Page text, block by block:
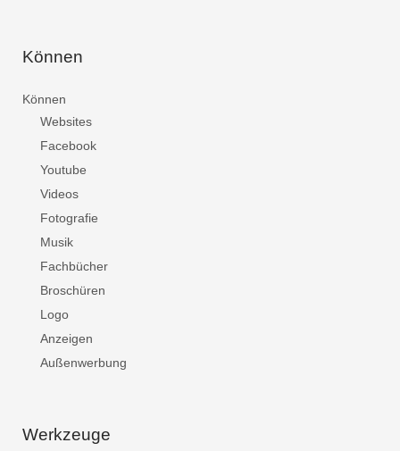
Können
Können
Websites
Facebook
Youtube
Videos
Fotografie
Musik
Fachbücher
Broschüren
Logo
Anzeigen
Außenwerbung
Werkzeuge